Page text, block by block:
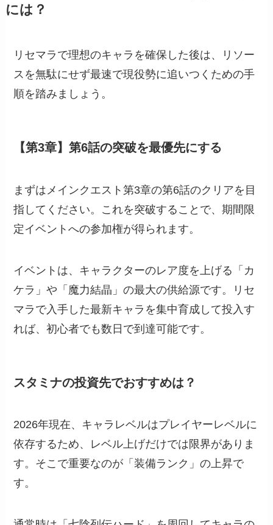
には？
リセマラで理想のキャラを確保した後は、リソー
スを無駄にせず最速で現役勢に追いつくための手
順を踏みましょう。
【第3章】第6話の突破を最優先にする
まずはメインクエスト第3章の第6話のクリアを目
指してください。これを突破することで、期間限
定イベントへの参加権が得られます。
イベントは、キャラクターのレア度を上げる「カ
ケラ」や「魔力結晶」の最大の供給源です。リセ
マラで入手した最新キャラを集中育成して投入す
れば、初心者でも数日で到達可能です。
スタミナの投資先でおすすめは？
2026年現在、キャラレベルはプレイヤーレベルに
依存するため、レベル上げだけでは限界がありま
す。そこで重要なのが「装備ランク」の上昇で
す。